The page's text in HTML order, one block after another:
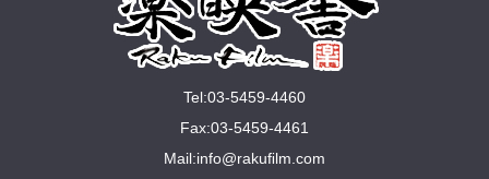
Tel:03-5459-4460
Fax:03-5459-4461
Mail:info@rakuﬁlm.com